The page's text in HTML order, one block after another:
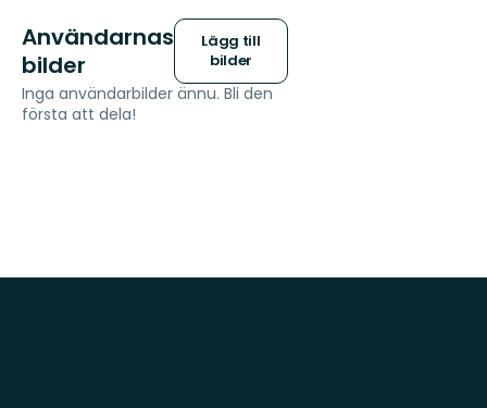
Användarnas
bilder
Lägg till
bilder
Inga användarbilder ännu. Bli den
första att dela!